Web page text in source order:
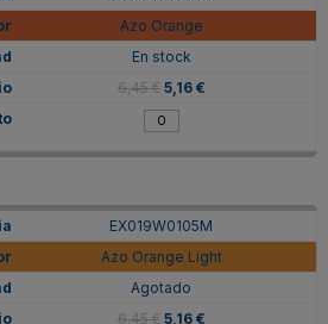
Azo Orange
En stock
6,45 € 5,16 €
EX019W0105M
Azo Orange Light
Agotado
6,45 € 5,16 €